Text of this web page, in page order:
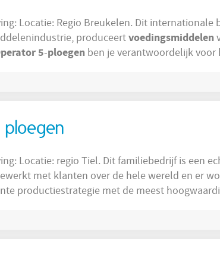
actief
produceertvoedingsmiddelen
5-ploegenben je verantwoordelijk voor
waar voedselveiligheid en kwaliteit centraal
ploegen
Er
met klanten over de hele wereld en er
productiestrategie met de meest
meer technische uitdagingen. In de rol van